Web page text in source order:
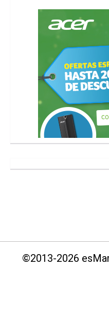
©2013-2026